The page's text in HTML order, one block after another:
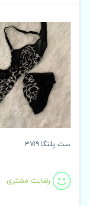
ست پلنگا ۳۷۱۹
رضایت مشتری